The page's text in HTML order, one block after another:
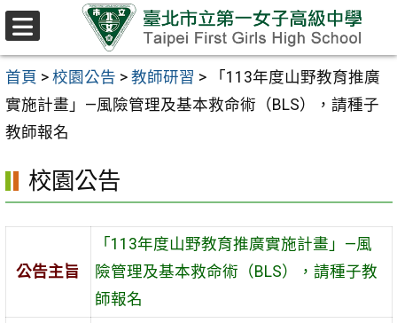
跳至主要內容區
首頁 > 校園公告 > 教師研習 >
「113年度山野教育推廣
實施計畫」—風險管理及基本救命術（BLS），請種子
教師報名
校園公告
公告主旨
「113年度山野教育推廣實施計畫」—風
險管理及基本救命術（BLS），請種子教
師報名
選
單